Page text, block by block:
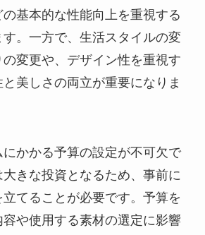
基本的な性能向上を重視する
。一方で、生活スタイルの変
変更や、デザイン性を重視す
美しさの両立が重要になりま
かかる予算の設定が不可欠で
きな投資となるため、事前に
てることが必要です。予算を
や使用する素材の選定に影響